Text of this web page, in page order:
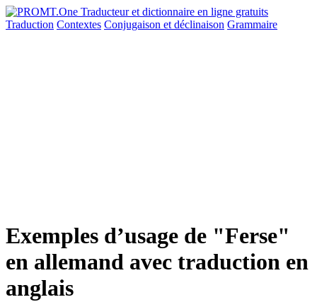
Traduction Contextes Conjugaison et déclinaison Grammaire
Exemples d’usage de "Ferse"
en allemand avec traduction en
anglais